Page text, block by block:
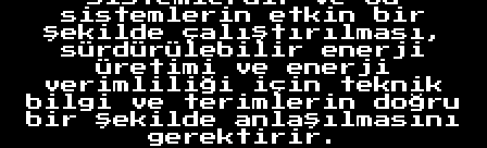
sistemlerin etkin bir
şekilde çalıştırılması,
sürdürülebilir enerji
üretimi ve enerji
verimliliği için teknik
bilgi ve terimlerin doğru
bir şekilde anlaşılmasını
gerektirir.